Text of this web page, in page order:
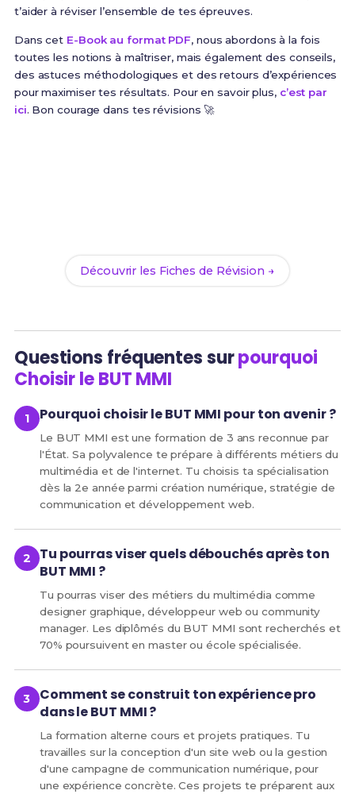
t’aider à réviser l’ensemble de tes épreuves.
Dans cet E-Book au format PDF, nous abordons à la fois
toutes les notions à maîtriser, mais également des conseils,
des astuces méthodologiques et des retours d’expériences
pour maximiser tes résultats. Pour en savoir plus, c’est par
ici. Bon courage dans tes révisions 🚀
Découvrir les Fiches de Révision →
Questions fréquentes surpourquoi
Choisir le BUT MMI
Pourquoi choisir le BUT MMI pour ton avenir ?
Le BUT MMI est une formation de 3 ans reconnue par
l'État. Sa polyvalence te prépare à différents métiers du
multimédia et de l'internet. Tu choisis ta spécialisation
dès la 2e année parmi création numérique, stratégie de
communication et développement web.
Tu pourras viser quels débouchés après ton
BUT MMI ?
Tu pourras viser des métiers du multimédia comme
designer graphique, développeur web ou community
manager. Les diplômés du BUT MMI sont recherchés et
70% poursuivent en master ou école spécialisée.
Comment se construit ton expérience pro
dans le BUT MMI ?
La formation alterne cours et projets pratiques. Tu
travailles sur la conception d'un site web ou la gestion
d'une campagne de communication numérique, pour
une expérience concrète. Ces projets te préparent aux